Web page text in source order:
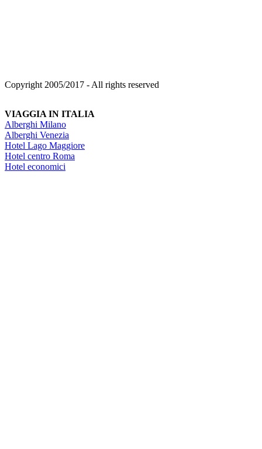
Copyright 2005/2017 - All rights reserved
VIAGGIA IN ITALIA
Alberghi Milano
Alberghi Venezia
Hotel Lago Maggiore
Hotel centro Roma
Hotel economici